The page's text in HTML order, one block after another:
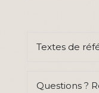
Textes de
Questions ?